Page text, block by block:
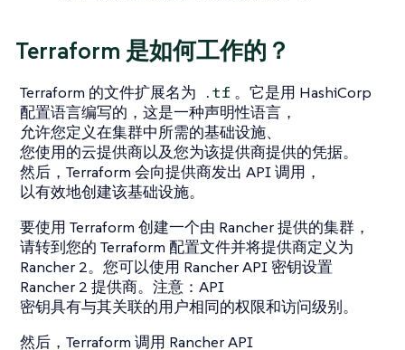
Terraform 是如何工作的？
Terraform 的文件扩展名为 .tf 。它是用 HashiCorp
配置语言编写的，这是一种声明性语言，
允许您定义在集群中所需的基础设施、
您使用的云提供商以及您为该提供商提供的凭据。
然后，Terraform 会向提供商发出 API 调用，
以有效地创建该基础设施。
要使用 Terraform 创建一个由 Rancher 提供的集群，
请转到您的 Terraform 配置文件并将提供商定义为
Rancher 2。您可以使用 Rancher API 密钥设置
Rancher 2 提供商。注意：API
密钥具有与其关联的用户相同的权限和访问级别。
然后，Terraform 调用 Rancher API